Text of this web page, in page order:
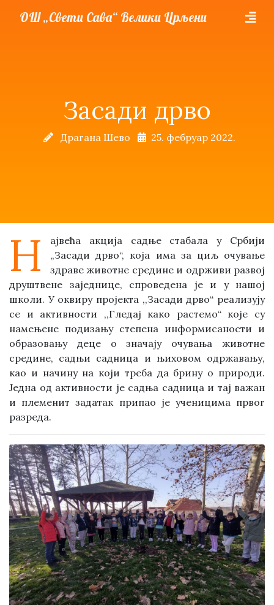
ОШ „Свети Сава“ Велики Црљени
Засади дрво
Драгана Шево 25. фебруар 2022.
Н
ајвећа акција садње стабала у Србији
„Засади дрво“, која има за циљ очување
здраве животне средине и одрживи развој
друштвене заједнице, спроведена је и у нашој
школи. У оквиру пројекта ,,Засади дрво“ реализују
се и активности ,,Гледај како растемо“ које су
намењене подизању степена информисаности и
образовању деце о значају очувања животне
средине, садњи садница и њиховом одржавању,
као и начину на који треба да брину о природи.
Једна од активности је садња садница и тај важан
и племенит задатак припао је ученицима првог
разреда.